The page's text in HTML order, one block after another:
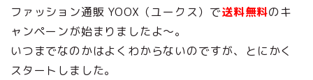
ファッション通販 YOOX（ユークス）で送料無料のキ
ャンペーンが始まりましたよ～。
いつまでなのかはよくわからないのですが、とにかく
スタートしました。